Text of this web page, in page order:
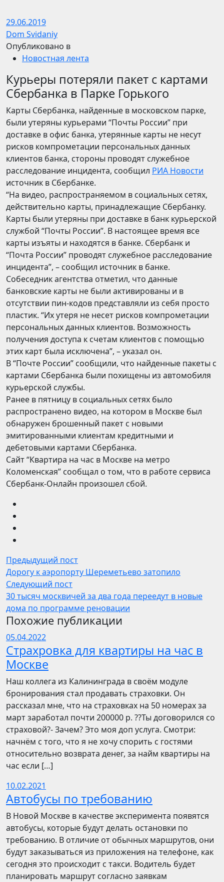
29.06.2019
Dom Svidaniy
Опубликовано в
Новостная лента
Курьеры потеряли пакет с картами
Сбербанка в Парке Горького
Карты Сбербанка, найденные в московском парке,
были утеряны курьерами “Почты России” при
доставке в офис банка, утерянные карты не несут
рисков компрометации персональных данных
клиентов банка, стороны проводят служебное
расследование инцидента, сообщил РИА Новости
источник в Сбербанке.
“На видео, распространяемом в социальных сетях,
действительно карты, принадлежащие Сбербанку.
Карты были утеряны при доставке в банк курьерской
службой “Почты России”. В настоящее время все
карты изъяты и находятся в банке. Сбербанк и
“Почта России” проводят служебное расследование
инцидента”, – сообщил источник в банке.
Собеседник агентства отметил, что данные
банковские карты не были активированы и в
отсутствии пин-кодов представляли из себя просто
пластик. “Их утеря не несет рисков компрометации
персональных данных клиентов. Возможность
получения доступа к счетам клиентов с помощью
этих карт была исключена”, – указал он.
В “Почте России” сообщили, что найденные пакеты с
картами Сбербанка были похищены из автомобиля
курьерской службы.
Ранее в пятницу в социальных сетях было
распространено видео, на котором в Москве был
обнаружен брошенный пакет с новыми
эмитированными клиентам кредитными и
дебетовыми картами Сбербанка.
Сайт “Квартира на час в Москве на метро
Коломенская” сообщал о том, что в работе сервиса
Сбербанк-Онлайн произошел сбой.
Предыдущий пост
Дорогу к аэропорту Шереметьево затопило
Следующий пост
30 тысяч москвичей за два года переедут в новые
дома по программе реновации
Похожие публикации
05.04.2022
Страхровка для квартиры на час в
Москве
Наш коллега из Калининграда в своём модуле
бронирования стал продавать страховки. Он
рассказал мне, что на страховках на 50 номерах за
март заработал почти 200000 р. ??Ты договорился со
страховой?- Зачем? Это моя доп услуга. Смотри:
начнём с того, что я не хочу спорить с гостями
относительно возврата денег, за найм квартиры на
час если […]
10.02.2021
Автобусы по требованию
В Новой Москве в качестве эксперимента появятся
автобусы, которые будут делать остановки по
требованию. В отличие от обычных маршрутов, они
будут заказываться из приложения на телефоне, как
сегодня это происходит с такси. Водитель будет
планировать маршрут согласно заявкам